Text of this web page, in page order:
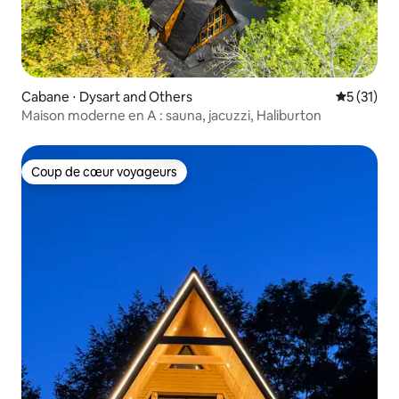
Cabane ⋅ Dysart and Others
5 (31)
Maison moderne en A : sauna, jacuzzi, Haliburton
Coup de cœur voyageurs
Coup de cœur voyageurs